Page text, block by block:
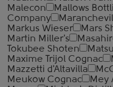
Malecon
Mallows
Company
Markus Wieser
Mars
Martin Miller's
Tokubee Shoten
Maxime Trijol Cognac
Mazzetti d'Altavilla
Meukow Cognac
Mey